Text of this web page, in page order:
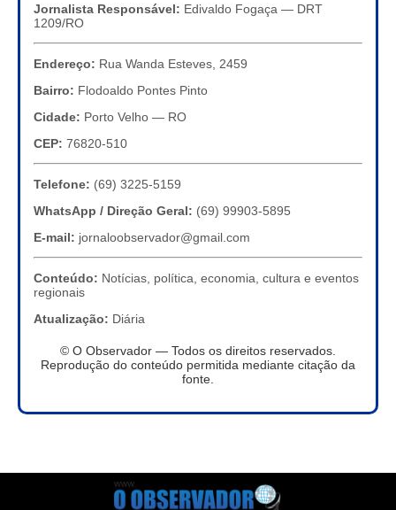
Jornalista Responsável: Edivaldo Fogaça — DRT
1209/RO
Endereço: Rua Wanda Esteves, 2459
Bairro: Flodoaldo Pontes Pinto
Cidade: Porto Velho — RO
CEP: 76820-510
Telefone: (69) 3225-5159
WhatsApp / Direção Geral: (69) 99903-5895
E-mail: jornaloobservador@gmail.com
Conteúdo: Notícias, política, economia, cultura e eventos
regionais
Atualização: Diária
© O Observador — Todos os direitos reservados.
Reprodução do conteúdo permitida mediante citação da
fonte.